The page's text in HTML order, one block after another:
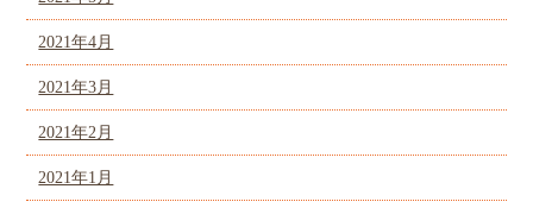
2021年4月
2021年3月
2021年2月
2021年1月